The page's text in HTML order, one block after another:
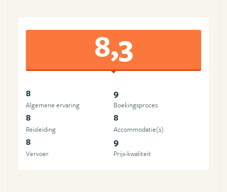
8,3
8
Algemene ervaring
9
Boekingsproces
8
Reisleiding
8
Accommodatie(s)
8
Vervoer
9
Prijs-kwaliteit